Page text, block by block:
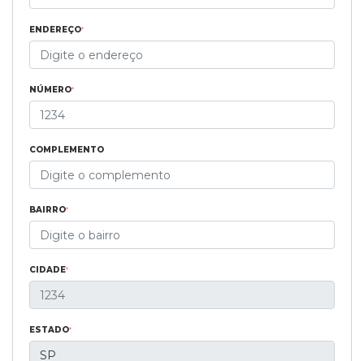
ENDEREÇO*
NÚMERO*
COMPLEMENTO
BAIRRO*
CIDADE*
ESTADO*